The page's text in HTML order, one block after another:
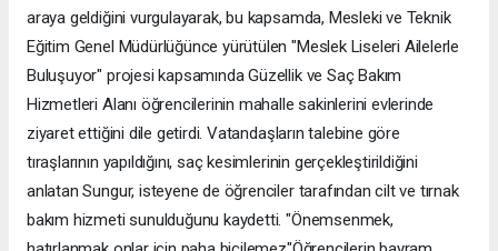
araya geldiğini vurgulayarak, bu kapsamda, Mesleki ve Teknik
Eğitim Genel Müdürlüğünce yürütülen "Meslek Liseleri Ailelerle
Buluşuyor" projesi kapsamında Güzellik ve Saç Bakım
Hizmetleri Alanı öğrencilerinin mahalle sakinlerini evlerinde
ziyaret ettiğini dile getirdi. Vatandaşların talebine göre
tıraşlarının yapıldığını, saç kesimlerinin gerçekleştirildiğini
anlatan Sungur, isteyene de öğrenciler tarafından cilt ve tırnak
bakım hizmeti sunulduğunu kaydetti. "Önemsenmek,